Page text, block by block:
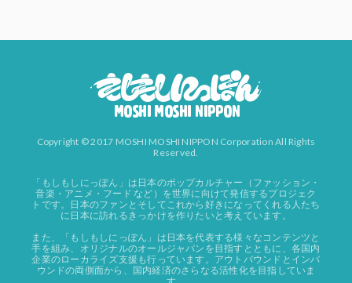
Copyright © 2017 MOSHI MOSHI NIPPON Corporation All Rights
Reserved.
「もしもしにっぽん」は日本のポップカルチャー（ファッション・
音楽・アニメ・フード など）を世界に向けて発信するプロジェク
トです。日本のファンとそしてこれから好きになってくれる人たち
に日本に訪れるきっかけを作りたいと考えています。
また、「もしもしにっぽん」は日本を代表する様々なコンテンツと
手を組み、オリジナルのオールジャパンを目指すとともに、各国内
企業のローカライズ支援も行っています。アウトバウンドとインバ
ウンドの両側面から、国内経済のさらなる活性化を目指していま